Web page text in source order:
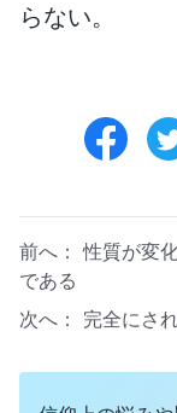
らない。
前へ：性質が変
である
次へ： 完全にさ